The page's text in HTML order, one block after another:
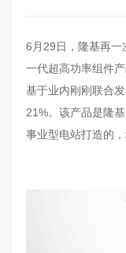
6月29日，隆基再一
一代超高功率组件
基于业内刚刚联合
21%。该产品是隆
事业型电站打造的